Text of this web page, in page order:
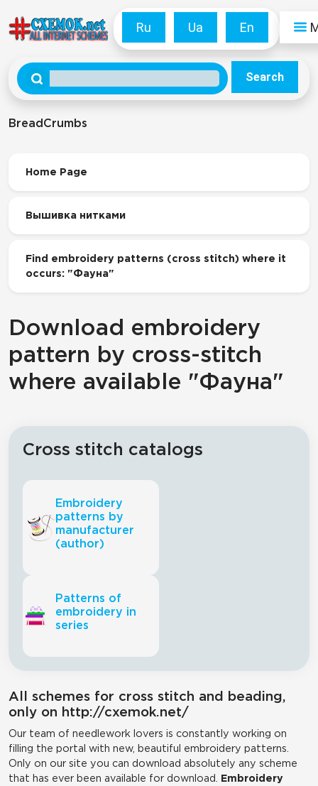
Ru Ua En
Search
BreadCrumbs
Home Page
Вышивка нитками
Find embroidery patterns (cross stitch) where it
occurs: "Фауна"
Download embroidery
pattern by cross-stitch
where available "Фауна"
Cross stitch catalogs
Embroidery
patterns by
manufacturer
(author)
Patterns of
embroidery in
series
All schemes for cross stitch and beading,
only on http://cxemok.net/
Our team of needlework lovers is constantly working on
filling the portal with new, beautiful embroidery patterns.
Only on our site you can download absolutely any scheme
that has ever been available for download.
Embroidery